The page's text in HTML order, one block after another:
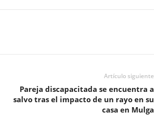
Artículo siguiente
Pareja discapacitada se encuentra a
salvo tras el impacto de un rayo en su
casa en Mulga